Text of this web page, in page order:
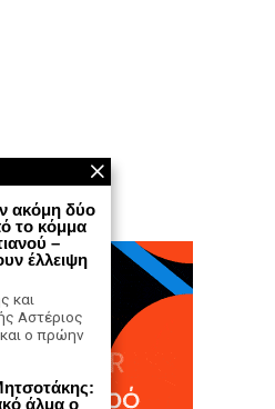
ακόμη δύο
το κόμμα
–
έλλειψη
και
Αστέριος
ο πρώην
άλμα ο